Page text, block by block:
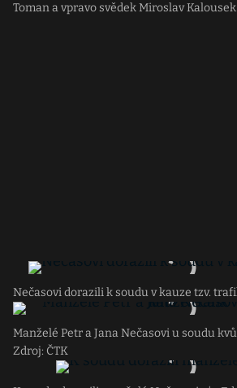
Toman a vpravo svědek Miroslav Kalousek.
Nečasovi dorazili k soudu v kauze tzv.
Manželé Petr a Jana Nečasovi u soudu
Zdroj: ČTK